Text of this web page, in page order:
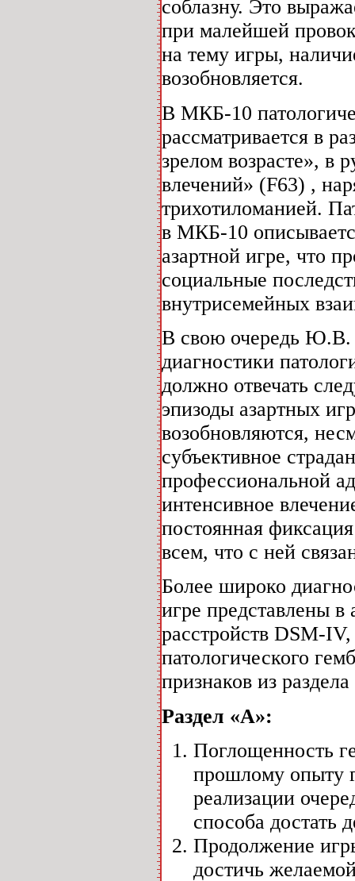
соблазну. Это
при малейшей
на тему игры,
возобновляется.
В МКБ-10
рассматривается в
зрелом возрасте», в
влечений» (F63) ,
трихотиломанией.
в МКБ-10
азартной игре, что
социальные
внутрисемейных
В свою очередь Ю.В.
диагностики
должно отвечать
эпизоды азартных
возобновляются,
субъективное
профессиональной
интенсивное
постоянная
всем, что с ней
Более широко
игре представлены
расстройств DSM-
патологического
признаков из
Раздел «А»:
Поглощенность
прошлому опыту
реализации
способа достать
Продолжение
достичь